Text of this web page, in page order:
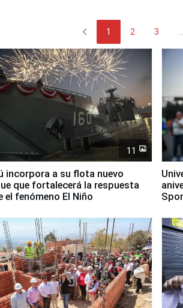
chevron_left 1 2 3
11
incorpora a su flota nuevo
que fortalecerá la respuesta
el fenómeno El Niño